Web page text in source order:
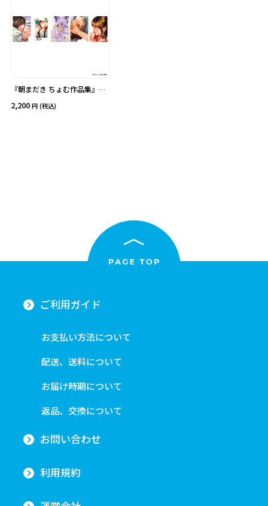
『朝まだき ちょむ作品集』イ
2,200 (税込)
ご利用ガイド
お支払い方法について
配送、送料について
お届け時期について
返品、交換について
お問い合わせ
利用規約
その他 在庫あり
予約販売